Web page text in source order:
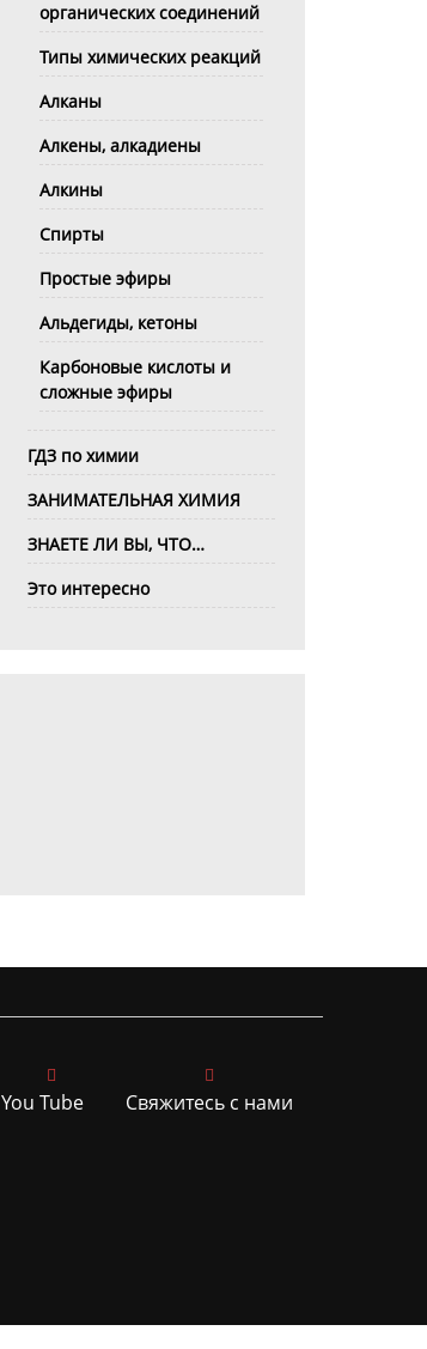
органических соединений
Типы химических реакций
Алканы
Алкены, алкадиены
Алкины
Спирты
Простые эфиры
Альдегиды, кетоны
Карбоновые кислоты и
сложные эфиры
ГДЗ по химии
ЗАНИМАТЕЛЬНАЯ ХИМИЯ
ЗНАЕТЕ ЛИ ВЫ, ЧТО…
Это интересно
Свяжитесь с нами
You Tube